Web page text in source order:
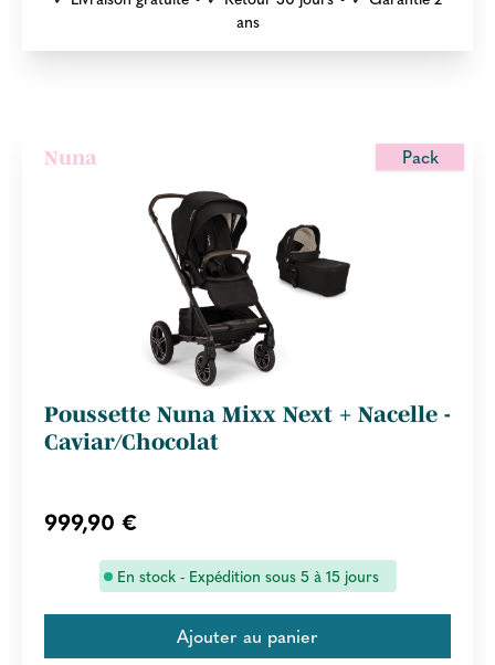
ans
Pack
Nuna
Poussette Nuna Mixx Next + Nacelle -
Caviar/Chocolat
999,90 €
En stock - Expédition sous 5 à 15 jours